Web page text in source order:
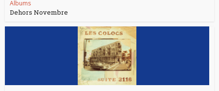
Albums
Dehors Novembre